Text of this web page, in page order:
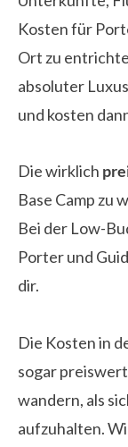
Kosten für
Ort zu
absoluter
und kosten
Die wirklich
Base Camp zu
Bei der Low-
Porter und
dir.
Die Kosten in
sogar
wandern, als
aufzuhalten.